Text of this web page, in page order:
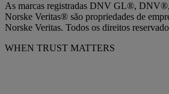
As marcas registradas DNV GL®,
Norske Veritas® são propriedades de
Norske Veritas. Todos os direitos
WHEN TRUST MATTERS